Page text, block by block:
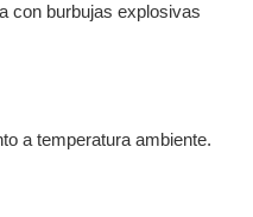
con burbujas explosivas
a temperatura ambiente.